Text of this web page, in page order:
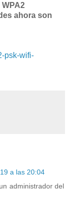
ahora son
psk-wifi-
a las 20:04
administrador del